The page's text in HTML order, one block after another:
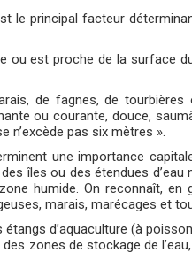
le principal facteur
ou est proche de la surface
de fagnes, de tourbières
ou courante, douce,
n’excède pas six mètres ».
une importance
îles ou des étendues d’eau
humide. On reconnaît, en
marais, marécages et
d’aquaculture (à
zones de stockage de